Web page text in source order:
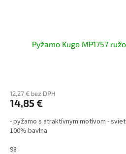
Pyžamo Kugo MP1757
12,27 € bez DPH
14,85 €
- pyžamo s atraktívnym motívom -
100% bavlna
98